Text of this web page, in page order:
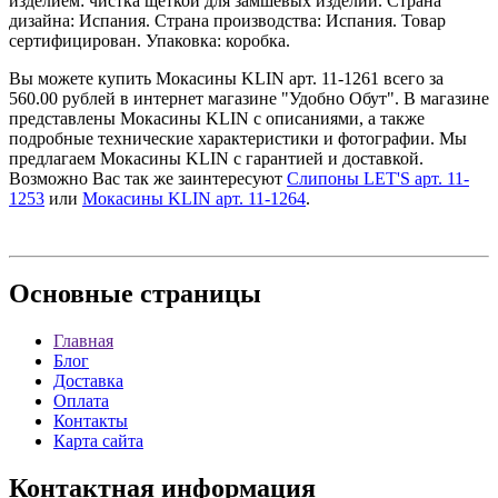
дизайна: Испания. Страна производства: Испания. Товар
сертифицирован. Упаковка: коробка.
Вы можете купить Мокасины KLIN арт. 11-1261 всего за
560.00 рублей в интернет магазине "Удобно Обут". В магазине
представлены Мокасины KLIN с описаниями, а также
подробные технические характеристики и фотографии. Мы
предлагаем Мокасины KLIN с гарантией и доставкой.
Возможно Вас так же заинтересуют Слипоны LET'S арт. 11-
1253 или Мокасины KLIN арт. 11-1264.
Основные страницы
Главная
Блог
Доставка
Оплата
Контакты
Карта сайта
Контактная информация